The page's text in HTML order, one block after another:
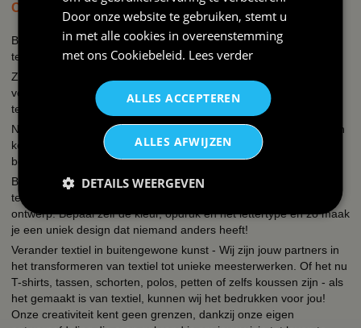
OVER BBWEBWINKEL.NL
BBwebwinkel is een webshop die zich richt op alles wat met feest
te maken heeft en bedrukking van textiel en keramiek!
Zo kun je bij ons terecht voor een uitgebreid assortiment
verkleedkleding kostuums, brillen, fun t-shirts, hoeden, mokken,
tegeltjes, petjes, schorten.
Naast de verkleedkleding hebben wij een eigen textieldrukkerij en
keramiekdrukkerij. Een grappige tekst, een slogan, een quote je
bedrijfslogo, een naam, foto of een unieke print?
Bij ons kun je simpel en snel kleding bedrukken, mokken, petjes,
tegeltjes, schorten, hoodies, polos, sweaters etc. met een eigen
ontwerp. Bepaal zelf de kleur, opdruk en het lettertype en zo maak
je een uniek design dat niemand anders heeft!
Verander textiel in buitengewone kunst - Wij zijn jouw partners in
het transformeren van textiel tot unieke meesterwerken. Of het nu
T-shirts, tassen, schorten, polos, petten of zelfs koussen zijn - als
het gemaakt is van textiel, kunnen wij het bedrukken voor jou!
Onze creativiteit kent geen grenzen, dankzij onze eigen
Door onze website te gebruiken, stemt u
in met alle cookies in overeenstemming
met ons Cookiebeleid. Lees verder
ALLES ACCEPTEREN
ALLES AFWIJZEN
DETAILS WEERGEVEN